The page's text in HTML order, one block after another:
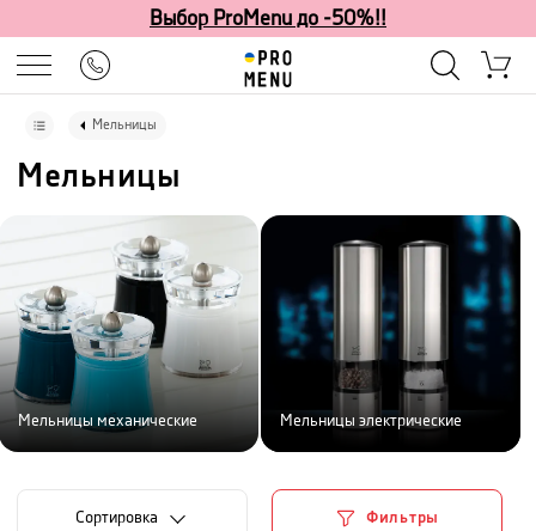
Выбор ProMenu до -50%!!
Мельницы
Мельницы
Мельницы механические Мельницы электрические
Cортировка Фильтры